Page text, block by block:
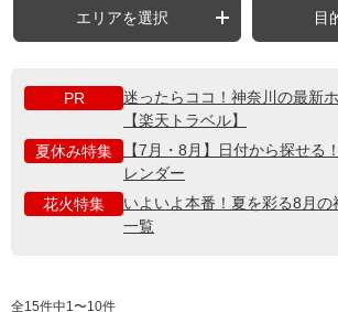
エリアを選択 目
PR
迷ったらココ！神奈川の最新
【楽天トラベル】
夏休み特集
【7月・8月】日付から探せる
レンダー
花火特集
いよいよ本番！夏を彩る8月の
一覧
全15件中1〜10件